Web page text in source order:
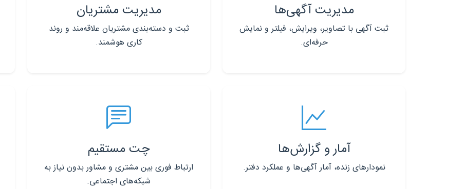
مدیریت آگهی‌ها
ثبت آگهی با تصاویر، ویرایش، فیلتر و نمایش
حرفه‌ای.
مدیریت مشتریان
ثبت و دسته‌بندی مشتریان علاقه‌مند و روند
کاری هوشمند.
آمار و گزارش‌ها
نمودارهای زنده، آمار آگهی‌ها و عملکرد دفتر.
چت مستقیم
ارتباط فوری بین مشتری و مشاور بدون نیاز به
شبکه‌های اجتماعی.